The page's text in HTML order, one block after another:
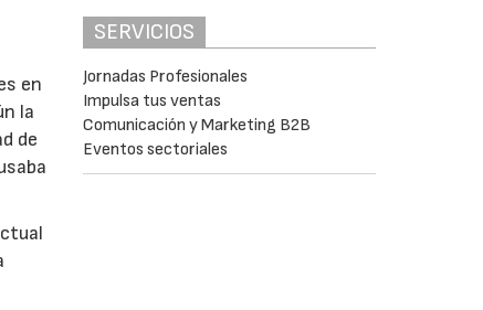
en
la
de
SERVICIOS
Jornadas Profesionales
Impulsa tus ventas
Comunicación y Marketing B2B
Eventos sectoriales